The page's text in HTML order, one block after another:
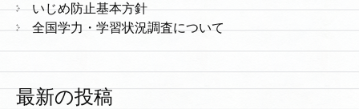
いじめ防止基本方針
全国学力・学習状況調査について
最新の投稿